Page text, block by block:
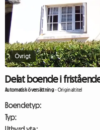
Övrigt
Delat boende i
Automatisk översättning-Originaltitel
Boendetyp:
Typ: